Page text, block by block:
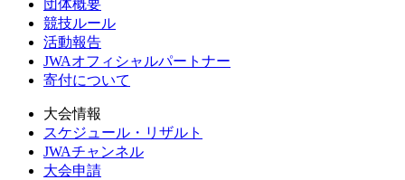
団体概要
競技ルール
活動報告
JWAオフィシャルパートナー
寄付について
大会情報
スケジュール・リザルト
JWAチャンネル
大会申請